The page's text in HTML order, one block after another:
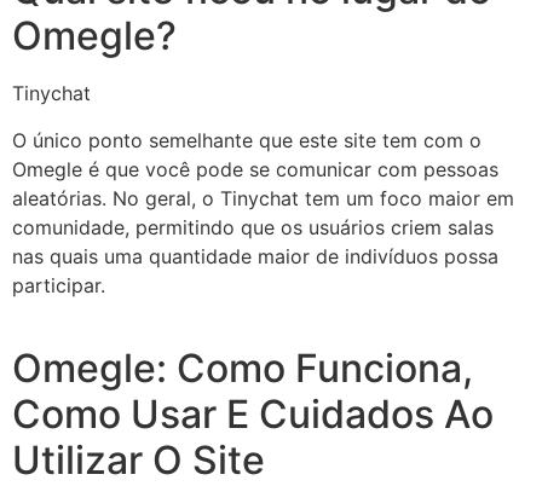
Omegle?
Tinychat
O único ponto semelhante que este site tem com o
Omegle é que você pode se comunicar com pessoas
aleatórias. No geral, o Tinychat tem um foco maior em
comunidade, permitindo que os usuários criem salas
nas quais uma quantidade maior de indivíduos possa
participar.
Omegle: Como Funciona,
Como Usar E Cuidados Ao
Utilizar O Site